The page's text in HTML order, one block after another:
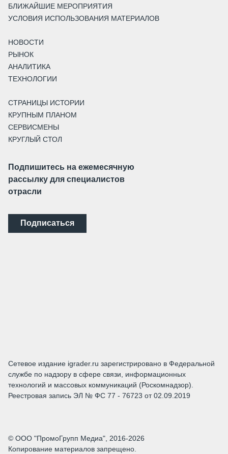
БЛИЖАЙШИЕ МЕРОПРИЯТИЯ
УСЛОВИЯ ИСПОЛЬЗОВАНИЯ МАТЕРИАЛОВ
НОВОСТИ
РЫНОК
АНАЛИТИКА
ТЕХНОЛОГИИ
СТРАНИЦЫ ИСТОРИИ
КРУПНЫМ ПЛАНОМ
СЕРВИСМЕНЫ
КРУГЛЫЙ СТОЛ
Подпишитесь на ежемесячную
рассылку для специалистов
отрасли
Подписаться
Сетевое издание igrader.ru зарегистрировано в Федеральной
службе по надзору в сфере связи, информационных
технологий и массовых коммуникаций (Роскомнадзор).
Реестровая запись ЭЛ № ФС 77 - 76723 от 02.09.2019
© ООО "ПромоГрупп Медиа", 2016-2026
Копирование материалов запрещено.